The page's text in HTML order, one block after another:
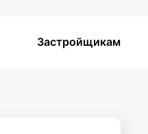
Застройщикам